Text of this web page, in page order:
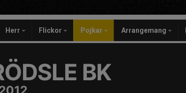
Herr Flickor Pojkar Arrangemang
BK